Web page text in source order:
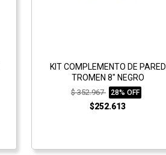
KIT COMPLEMENTO DE PARED
TROMEN 8" NEGRO
$ 352.967 28% OFF
$252.613